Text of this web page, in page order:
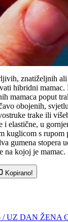
znatiželjnih
hibridni
mamaca poput
obojenih,
trake ili
i elastične, u
kuglicom s rupom
gumena stopera
na kojoj je mamac.
Kopirano!
/ UZ DAN ŽENA